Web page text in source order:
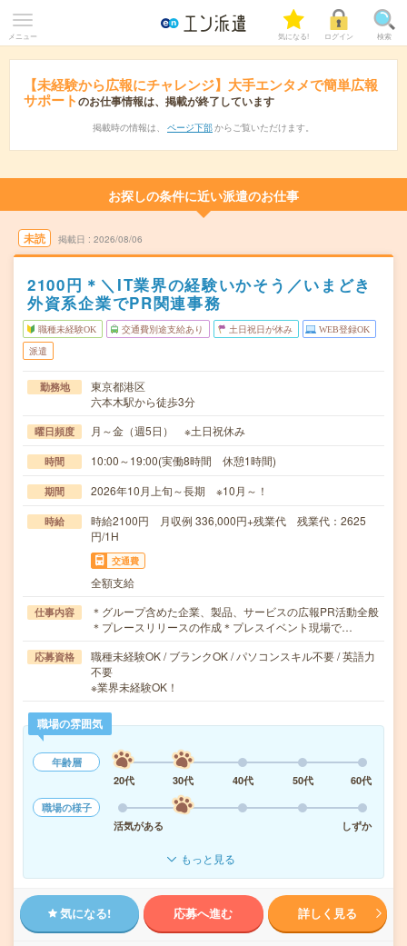
メニュー 気になる! ログイン 検索
【未経験から広報にチャレンジ】大手エンタメで簡単広報
サポートのお仕事情報は、掲載が終了しています
掲載時の情報は、 ページ下部 からご覧いただけます。
お探しの条件に近い派遣のお仕事
未読 掲載日 2026/08/06
2100円＊＼IT業界の経験いかそう／いまどき
外資系企業でPR関連事務
職種未経験OK 交通費別途支給あり 土日祝日が休み WEB登録OK
派遣
勤務地
東京都港区
六本木駅から徒歩3分
曜日頻度 月～金（週5日） ※土日祝休み
時間 10:00～19:00(実働8時間 休憩1時間)
期間 2026年10月上旬～長期 ※10月～！
時給
時給2100円 月収例 336,000円+残業代 残業代：2625
円/1H
交通費
全額支給
仕事内容
＊グループ含めた企業、製品、サービスの広報PR活動全般
＊プレースリリースの作成＊プレスイベント現場で…
応募資格
職種未経験OK / ブランクOK / パソコンスキル不要 / 英語力
不要
※業界未経験OK！
職場の雰囲気
年齢層
20代
30代 40代 50代
60代
職場の様子
活気がある
しずか
もっと見る
気になる! 応募へ進む 詳しく見る